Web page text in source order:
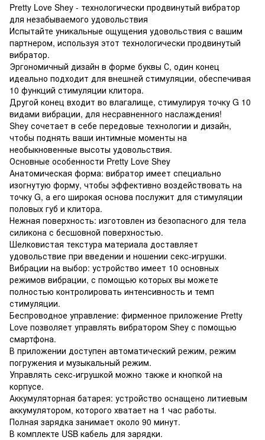
Pretty Love Shey - технологически продвинутый вибратор
для незабываемого удовольствия
Испытайте уникальные ощущения удовольствия с вашим
партнером, используя этот технологически продвинутый
вибратор.
Эргономичный дизайн в форме буквы С, один конец
идеально подходит для внешней стимуляции, обеспечивая
10 функций стимуляции клитора.
Другой конец входит во влагалище, стимулируя точку G 10
видами вибрации, для несравненного наслаждения!
Shey сочетает в себе передовые технологии и дизайн,
чтобы поднять ваши интимные моменты на
необыкновенные высоты удовольствия.
Основные особенности Pretty Love Shey
Анатомическая форма: вибратор имеет специально
изогнутую форму, чтобы эффективно воздействовать на
точку G, а его широкая основа послужит для стимуляции
половых губ и клитора.
Нежная поверхность: изготовлен из безопасного для тела
силикона с бесшовной поверхностью.
Шелковистая текстура материала доставляет
удовольствие при введении и ношении секс-игрушки.
Вибрации на выбор: устройство имеет 10 основных
режимов вибрации, с помощью которых вы можете
полностью контролировать интенсивность и темп
стимуляции.
Беспроводное управление: фирменное приложение Pretty
Love позволяет управлять вибратором Shey с помощью
смартфона.
В приложении доступен автоматический режим, режим
погружения и музыкальный режим.
Управлять секс-игрушкой можно также и кнопкой на
корпусе.
Аккумуляторная батарея: устройство оснащено литиевым
аккумулятором, которого хватает на 1 час работы.
Полная зарядка занимает около 90 минут.
В комплекте USB кабель для зарядки.